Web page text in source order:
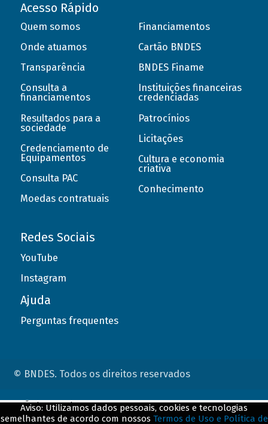
Acesso Rápido
Quem somos
Onde atuamos
Transparência
Consulta a
financiamentos
Resultados para a
sociedade
Credenciamento de
Equipamentos
Consulta PAC
Moedas contratuais
Financiamentos
Cartão BNDES
BNDES Finame
Instituições financeiras
credenciadas
Patrocínios
Licitações
Cultura e economia
criativa
Conhecimento
Redes Sociais
YouTube
Instagram
Ajuda
Perguntas frequentes
© BNDES. Todos os direitos reservados
Aviso: Utilizamos dados pessoais, cookies e tecnologias
semelhantes de acordo com nossos Termos de Uso e Política de
ConteÃºdo complementar